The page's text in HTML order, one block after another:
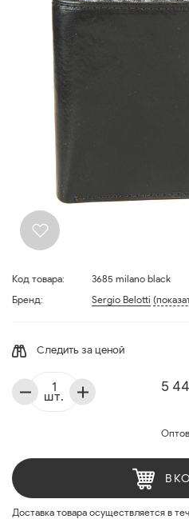
Код товара:
3685 milano black
Бренд:
Sergio Belotti
Следить за ценой
5
шт.
В
Доставка товара осуществляется в